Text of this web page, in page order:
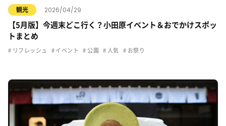
観光 2026/04/29
【5月版】今週末どこ行く？小田原イベント＆おでかけスポッ
トまとめ
リフレッシュ イベント 公園 人気 お祭り